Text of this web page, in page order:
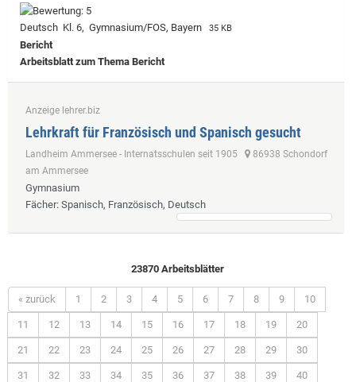
Deutsch Kl. 6, Gymnasium/FOS, Bayern 35 KB
Bericht
Arbeitsblatt zum Thema Bericht
Anzeige lehrer.biz
Lehrkraft für Französisch und Spanisch gesucht
Landheim Ammersee - Internatsschulen seit 1905
86938 Schondorf
am Ammersee
Gymnasium
Fächer: Spanisch, Französisch, Deutsch
23870 Arbeitsblätter
« zurück 1 2 3 4 5 6 7 8 9 10
11 12 13 14 15 16 17 18 19 20
21 22 23 24 25 26 27 28 29 30
31 32 33 34 35 36 37 38 39 40